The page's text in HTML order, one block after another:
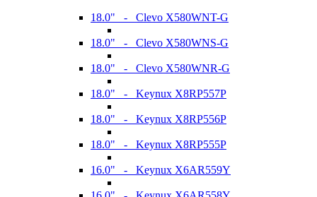
18.0" - Clevo X580WNT-G
18.0" - Clevo X580WNS-G
18.0" - Clevo X580WNR-G
18.0" - Keynux X8RP557P
18.0" - Keynux X8RP556P
18.0" - Keynux X8RP555P
16.0" - Keynux X6AR559Y